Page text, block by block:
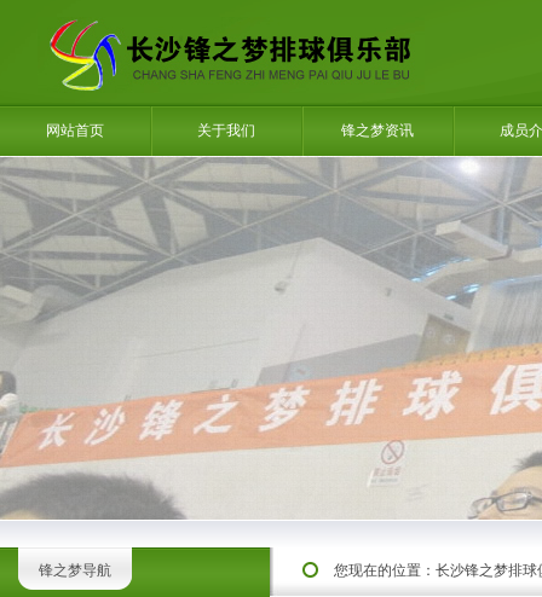
网站首页 关于我们 锋之梦资讯 成员
锋之梦导航 您现在的位置： 长沙锋之梦排球